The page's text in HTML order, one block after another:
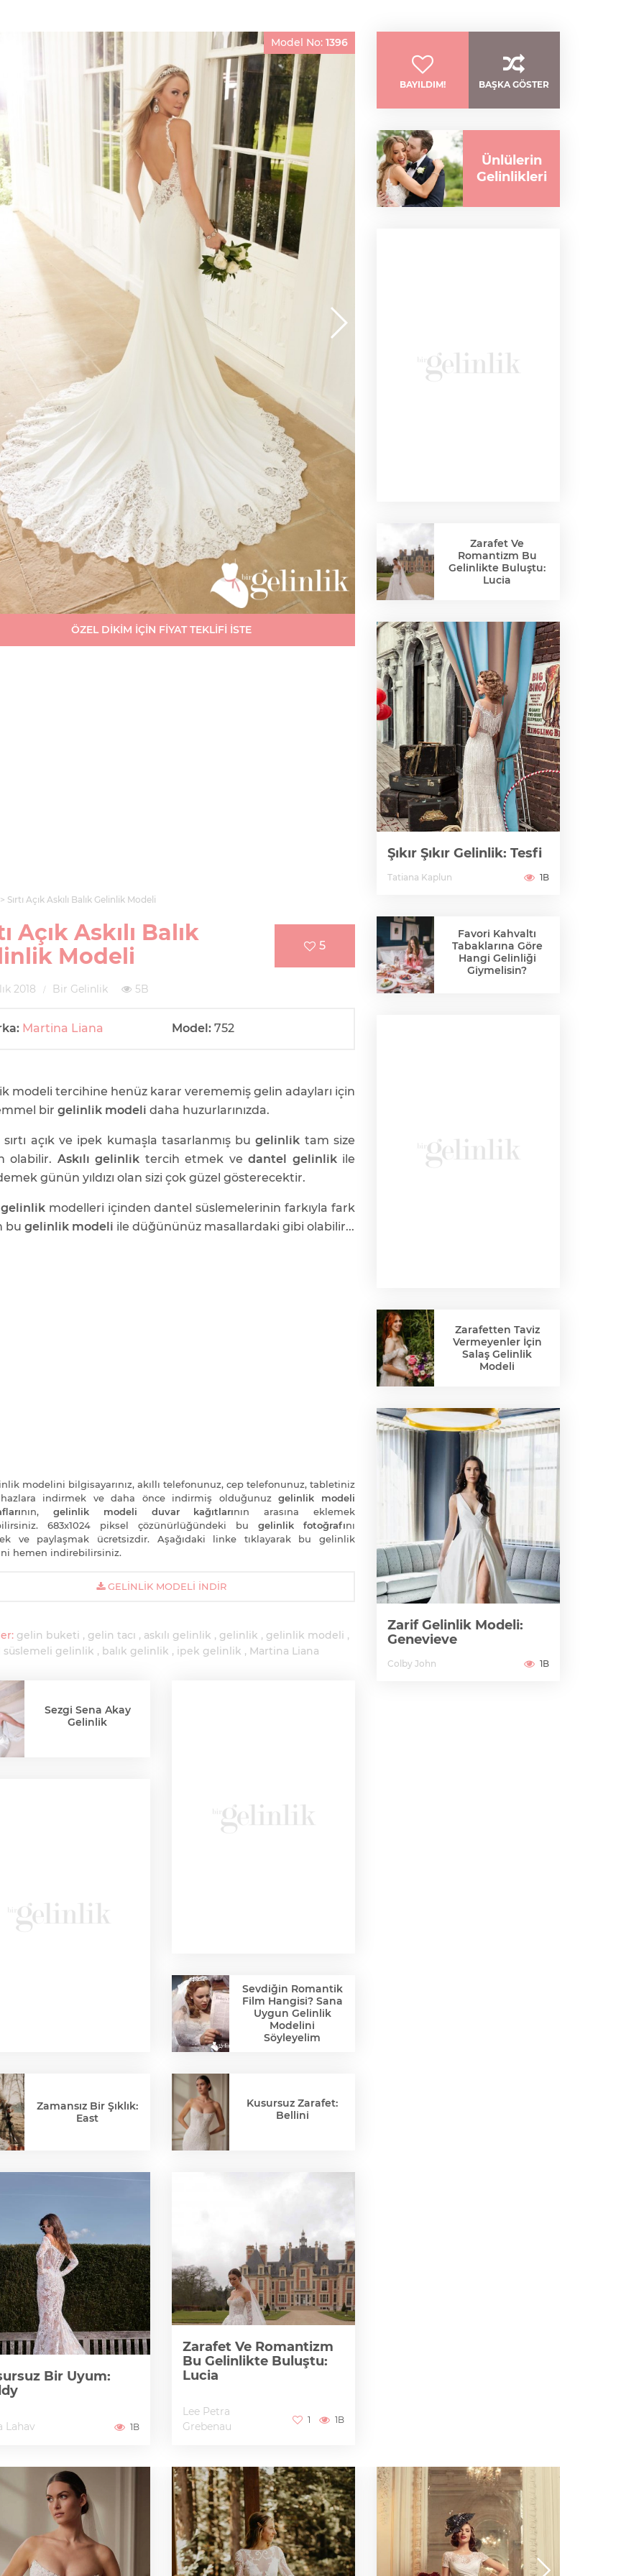
Model No: 1396
ÖZEL DİKİM İÇİN FİYAT TEKLİFİ İSTE
Sırtı Açık Askılı Balık Gelinlik Modeli
Açık Askılı Balık
Modeli
5
2018 Bir Gelinlik 5B
Martina Liana Model: 752
modeli tercihine henüz karar verememiş gelin adayları için
bir gelinlik modeli daha huzurlarınızda.
sırtı açık ve ipek kumaşla tasarlanmış bugelinlik tam size
olabilir. Askılı gelinlik tercih etmek vedantel gelinlikile
günün yıldızı olan sizi çok güzel gösterecektir.
gelinlikmodelleri içinden dantel süslemelerinin farkıyla fark
bu gelinlik modeli ile düğününüz masallardaki gibi olabilir...
modelini bilgisayarınız, akıllı telefonunuz, cep telefonunuz, tabletiniz
indirmek ve daha önce indirmiş olduğunuzgelinlik modeli
nın, gelinlik modeli duvar kağıtlarının arasına eklemek
683x1024 piksel çözünürlüğündeki bu gelinlik fotoğrafını
ve paylaşmak ücretsizdir. Aşağıdaki linke tıklayarak bu gelinlik
hemen indirebilirsiniz.
GELINLIK MODELI İNDIR
gelin buketi gelin tacı askılı gelinlik gelinlik
gelinlik modeli
süslemeli gelinlik
balık gelinlik ipek gelinlik Martina Liana
Sezgi Sena Akay
Gelinlik
Zamansız Bir Şıklık:
East
Bir Uyum:
Lahav 1B
Sevdiğin Romantik
Film Hangisi? Sana
Uygun Gelinlik
Modelini
Söyleyelim
Kusursuz Zarafet:
Bellini
Zarafet Ve Romantizm
Bu Gelinlikte Buluştu:
Lucia
Lee Petra
Grebenau
1 1B
BAYILDIM! BAŞKA GÖSTER
Ünlülerin
Gelinlikleri
Zarafet Ve
Romantizm Bu
Gelinlikte Buluştu:
Lucia
Şıkır Şıkır Gelinlik: Tesfi
Tatiana Kaplun 1B
Favori Kahvaltı
Tabaklarına Göre
Hangi Gelinliği
Giymelisin?
Zarafetten Taviz
Vermeyenler İçin
Salaş Gelinlik
Modeli
Zarif Gelinlik Modeli:
Genevieve
Colby John 1B